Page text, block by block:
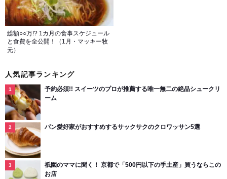
総額○○万!? 1カ月の食事スケジュール
と食費を全公開！（1月・マッキー牧
元）
人気記事ランキング
予約必須!! スイーツのプロが推薦する唯一無二の絶品シュークリ
ーム
パン愛好家がおすすめするサックサクのクロワッサン5選
祇園のママに聞く！ 京都で「500円以下の手土産」買うならこの
お店